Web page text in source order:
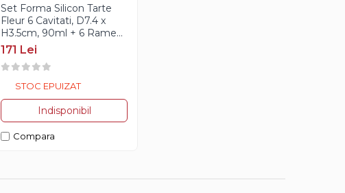
Set Forma Silicon Tarte
Fleur 6 Cavitati, D7.4 x
H3.5cm, 90ml + 6 Rame
Microforate D8 x H2cm,
Silikomart
171 Lei
STOC EPUIZAT
Indisponibil
Compara